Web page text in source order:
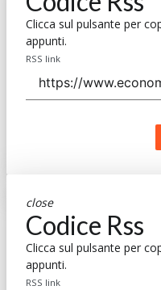
Clicca sul pulsante per
appunti.
RSS link
close
Codice Rss
Clicca sul pulsante per
appunti.
RSS link